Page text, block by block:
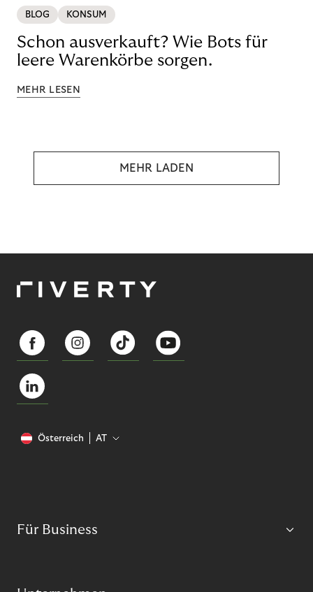
BLOG KONSUM
Schon ausverkauft? Wie Bots für
leere Warenkörbe sorgen.
MEHR LESEN
MEHR LADEN
Österreich AT
Für Business